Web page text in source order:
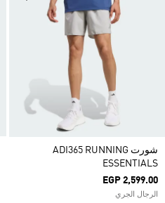
شورت ADI365 RUNNING
ESSENTIALS
EGP 2,599.00
الرجال الجري